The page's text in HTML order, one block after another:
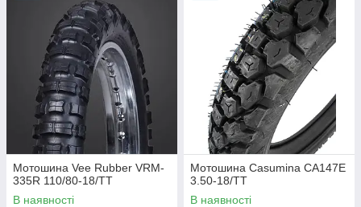
Мотошина Vee Rubber VRM-
335R 110/80-18/TT
В наявності
Мотошина Casumina CA147E
3.50-18/TT
В наявності